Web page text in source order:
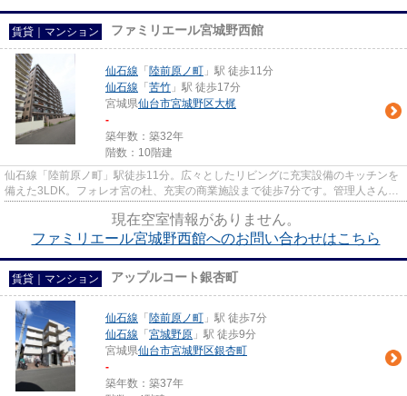
賃貸｜マンション ファミリエール宮城野西館
仙石線 「 陸前原ノ町 」駅 徒歩11分
仙石線 「 苦竹 」駅 徒歩17分
宮城県仙台市宮城野区大梶
-
築年数：築32年
階数：10階建
仙石線「陸前原ノ町」駅徒歩11分。広々としたリビングに充実設備のキッチンを
備えた3LDK。フォレオ宮の杜、充実の商業施設まで徒歩7分です。管理人さんが
現在空室情報がありません。
ファミリエール宮城野西館へのお問い合わせはこちら
賃貸｜マンション アップルコート銀杏町
仙石線 「 陸前原ノ町 」駅 徒歩7分
仙石線 「 宮城野原 」駅 徒歩9分
宮城県仙台市宮城野区銀杏町
-
築年数：築37年